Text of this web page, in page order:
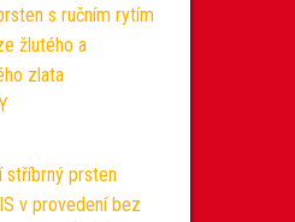
s ručním rytím
žlutého a
zlata
stříbrný prsten
v provedení bez